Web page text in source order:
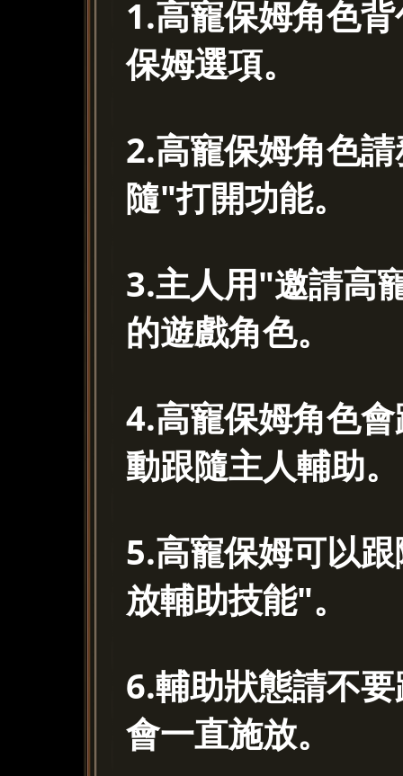
1.高寵保姆角色
保姆選項。
2.高寵保姆角色
隨"打開功能。
3.主人用"邀請高
的遊戲角色。
4.高寵保姆角色
動跟隨主人輔助。
5.高寵保姆可以
放輔助技能"。
6.輔助狀態請不
會一直施放。